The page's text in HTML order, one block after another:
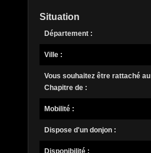
Situation
Département :
Ville :
Vous souhaitez être rattaché au
Chapitre de :
Mobilité :
Dispose d'un donjon :
Disponibilité :